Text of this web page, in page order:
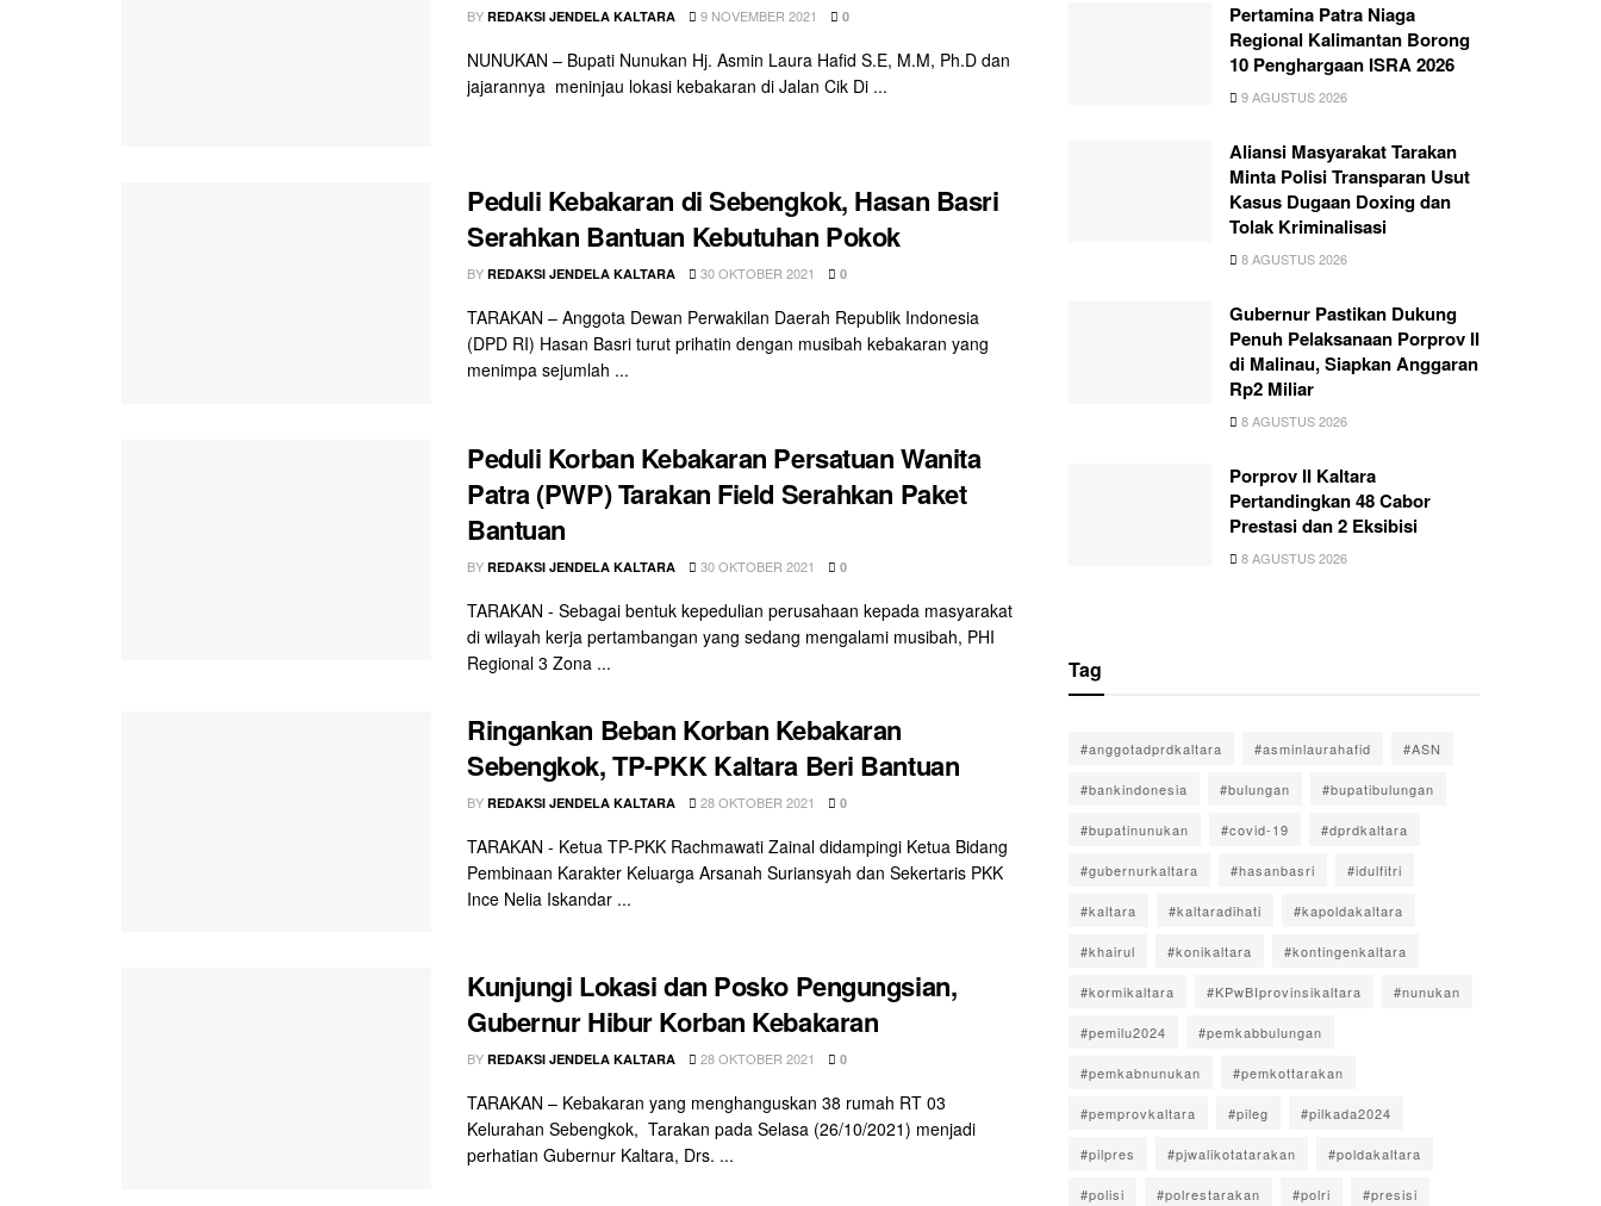
BY REDAKSI JENDELA KALTARA 9 NOVEMBER 2021 0
NUNUKAN – Bupati Nunukan Hj. Asmin Laura Hafid S.E, M.M, Ph.D dan
jajarannya meninjau lokasi kebakaran di Jalan Cik Di ...
Peduli Kebakaran di Sebengkok, Hasan Basri
Serahkan Bantuan Kebutuhan Pokok
BY REDAKSI JENDELA KALTARA 30 OKTOBER 2021 0
TARAKAN – Anggota Dewan Perwakilan Daerah Republik Indonesia
(DPD RI) Hasan Basri turut prihatin dengan musibah kebakaran yang
menimpa sejumlah ...
Peduli Korban Kebakaran Persatuan Wanita
Patra (PWP) Tarakan Field Serahkan Paket
Bantuan
BY REDAKSI JENDELA KALTARA 30 OKTOBER 2021 0
TARAKAN - Sebagai bentuk kepedulian perusahaan kepada masyarakat
di wilayah kerja pertambangan yang sedang mengalami musibah, PHI
Regional 3 Zona ...
Ringankan Beban Korban Kebakaran
Sebengkok, TP-PKK Kaltara Beri Bantuan
BY REDAKSI JENDELA KALTARA 28 OKTOBER 2021 0
TARAKAN - Ketua TP-PKK Rachmawati Zainal didampingi Ketua Bidang
Pembinaan Karakter Keluarga Arsanah Suriansyah dan Sekertaris PKK
Ince Nelia Iskandar ...
Kunjungi Lokasi dan Posko Pengungsian,
Gubernur Hibur Korban Kebakaran
BY REDAKSI JENDELA KALTARA 28 OKTOBER 2021 0
TARAKAN – Kebakaran yang menghanguskan 38 rumah RT 03
Kelurahan Sebengkok, Tarakan pada Selasa (26/10/2021) menjadi
perhatian Gubernur Kaltara, Drs. ...
Pertamina Patra Niaga
Regional Kalimantan Borong
10 Penghargaan ISRA 2026
9 AGUSTUS 2026
Aliansi Masyarakat Tarakan
Minta Polisi Transparan Usut
Kasus Dugaan Doxing dan
Tolak Kriminalisasi
8 AGUSTUS 2026
Gubernur Pastikan Dukung
Penuh Pelaksanaan Porprov II
di Malinau, Siapkan Anggaran
Rp2 Miliar
8 AGUSTUS 2026
Porprov II Kaltara
Pertandingkan 48 Cabor
Prestasi dan 2 Eksibisi
8 AGUSTUS 2026
Tag
#anggotadprdkaltara #asminlaurahafid #ASN
#bankindonesia #bulungan #bupatibulungan
#bupatinunukan #covid-19 #dprdkaltara
#gubernurkaltara #hasanbasri #idulfitri
#kaltara #kaltaradihati #kapoldakaltara
#khairul #konikaltara #kontingenkaltara
#kormikaltara #KPwBIprovinsikaltara #nunukan
#pemilu2024 #pemkabbulungan
#pemkabnunukan #pemkottarakan
#pemprovkaltara #pileg #pilkada2024
#pilpres #pjwalikotatarakan #poldakaltara
#polisi #polrestarakan #polri #presisi